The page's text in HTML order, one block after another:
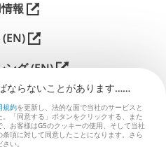
報
ング (EN)
ート
わせ (EN)
な⁠ら⁠な⁠い⁠こ⁠と⁠があ⁠り⁠ま⁠す⁠…⁠…
規約を更新し、法的な面で当社のサービスと
「同意する」ボタンをクリックする、また
お客様はG5のクッキーの使用、そして当社
条項に対して同意したことになります。さら
い。